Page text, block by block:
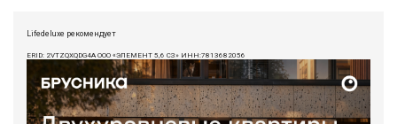
Lifedeluxe рекомендует
ERID: 2VTZQXQDG4A ООО «ЭЛЕМЕНТ 5,6 СЗ» ИНН:7813682056